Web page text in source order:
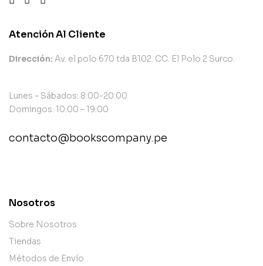
Atención Al Cliente
Dirección: Av. el polo 670 tda B102. CC. El Polo 2 Surco.
Lunes – Sábados: 8:00-20:00
Domingos: 10:00 – 19:00
contacto@bookscompany.pe
Nosotros
Sobre Nosotros
Tiendas
Métodos de Envío